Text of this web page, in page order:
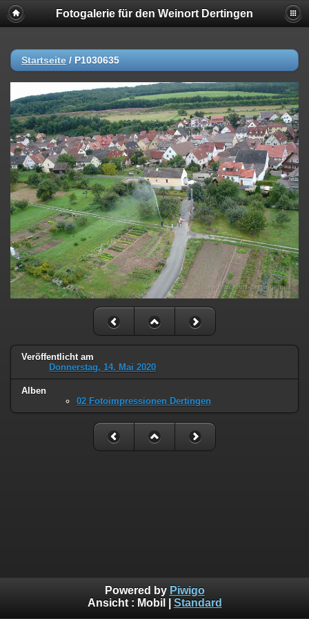
Fotogalerie für den Weinort Dertingen
Startseite / P1030635
Veröffentlicht am
Donnerstag, 14. Mai 2020
Alben
02 Fotoimpressionen Dertingen
Powered by Piwigo
Ansicht : Mobil Standard